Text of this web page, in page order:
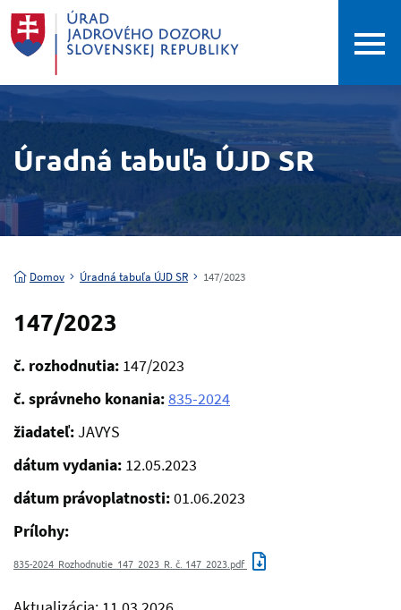
Úradná tabuľa ÚJD SR
Domov Úradná tabuľa ÚJD SR 147/2023
147/2023
č. rozhodnutia: 147/2023
č. správneho konania:835-2024
žiadateľ:JAVYS
dátum vydania: 12.05.2023
dátum právoplatnosti:01.06.2023
Prílohy:
835-2024_Rozhodnutie_147_2023_R. č. 147_2023.pdf